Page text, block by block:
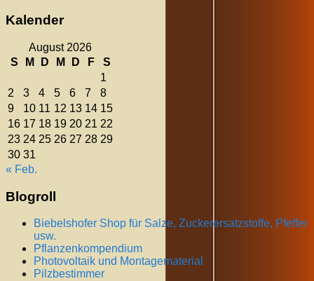
Kalender
August 2026
S
M D M D F
S
1
2
3 4 5 6 7
8
9
10 11 12 13 14 15
16 17 18 19 20 21 22
23 24 25 26 27 28 29
30 31
« Feb.
Blogroll
Biebelshofer Shop für Salze, Zuckerersatzstoffe, Pfeffer
usw.
Pflanzenkompendium
Photovoltaik und Montagematerial
Pilzbestimmer